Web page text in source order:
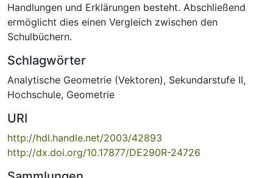
Handlungen und Erklärungen besteht. Abschließend
ermöglicht dies einen Vergleich zwischen den
Schulbüchern.
Schlagwörter
Analytische Geometrie (Vektoren), Sekundarstufe II,
Hochschule, Geometrie
URI
http://hdl.handle.net/2003/42893
http://dx.doi.org/10.17877/DE290R-24726